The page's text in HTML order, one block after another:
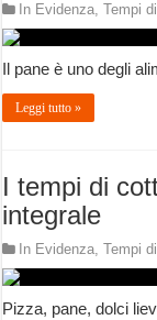
In Evidenza,Tempi
Il pane è uno degli
Leggi tutto »
I tempi di
integrale
In Evidenza,Tempi
Pizza, pane, dolci